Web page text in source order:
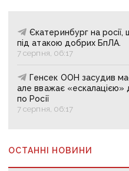
Єкатеринбург на росії,
під атакою добрих БпЛА.
7 серпня, 06:17
Генсек ООН засудив
але вважає «ескалацією»
по Росії
7 серпня, 06:17
ОСТАННІ НОВИНИ